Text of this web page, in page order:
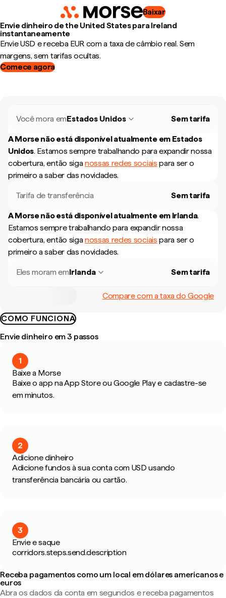
Baixar
Envie dinheiro de the United States para Ireland
instantaneamente
Envie USD e receba EUR com a taxa de câmbio real. Sem
margens, sem tarifas ocultas.
Comece agora
Você mora emEstados Unidos Sem tarifa
A Morse não está disponível atualmente em Estados
Unidos. Estamos sempre trabalhando para expandir nossa
cobertura, então siganossas redes sociais para ser o
primeiro a saber das novidades.
Tarifa de transferência Sem tarifa
A Morse não está disponível atualmente em Irlanda.
Estamos sempre trabalhando para expandir nossa
cobertura, então siganossas redes sociais para ser o
primeiro a saber das novidades.
Eles moram emIrlanda Sem tarifa
Compare com a taxa do Google
COMO FUNCIONA
Envie dinheiro em 3 passos
1
Baixe a Morse
Baixe o app na App Store ou Google Play e cadastre-se
em minutos.
2
Adicione dinheiro
Adicione fundos à sua conta com USD usando
transferência bancária ou cartão.
3
Envie e saque
corridors.steps.send.description
Receba pagamentos como um local em dólares americanos e
euros
Abra os dados da conta em segundos e receba pagamentos